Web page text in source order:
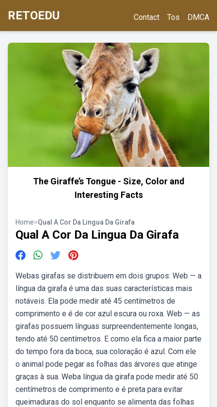
RETOEDU Contact Tos DMCA
The Giraffe’s Tongue - Size, Color and
Interesting Facts
Home>Qual A Cor Da Lingua Da Girafa
Qual A Cor Da Lingua Da Girafa
Webas girafas se distribuem em dois grupos: Web — a
língua da girafa é uma das suas características mais
notáveis. Ela pode medir até 45 centímetros de
comprimento e é de cor azul escura ou roxa. Web — as
girafas possuem línguas surpreendentemente longas,
tendo até 50 centímetros. E como ela fica a maior parte
do tempo fora da boca, sua coloração é azul. Com ele
o animal pode pegar as folhas das árvores que atinge
graças à sua. Weba língua da girafa pode medir até 50
centímetros de comprimento e é preta para evitar
queimaduras do sol enquanto se alimenta das folhas